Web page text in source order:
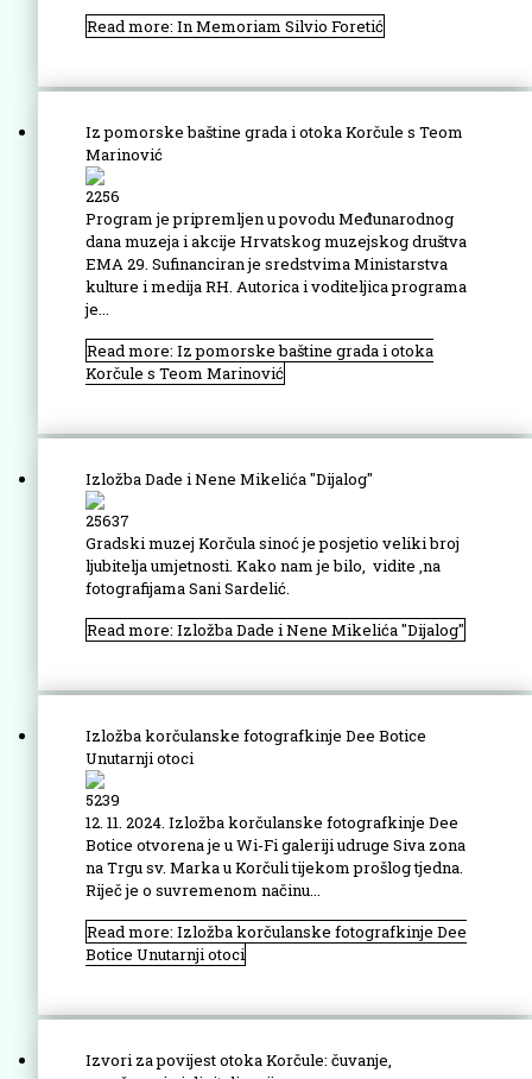
Read more: In Memoriam Silvio Foretić
Iz pomorske baštine grada i otoka Korčule s Teom
Marinović
2256
Program je pripremljen u povodu Međunarodnog
dana muzeja i akcije Hrvatskog muzejskog društva
EMA 29. Sufinanciran je sredstvima Ministarstva
kulture i medija RH. Autorica i voditeljica programa
je...
Read more: Iz pomorske baštine grada i otoka
Korčule s Teom Marinović
Izložba Dade i Nene Mikelića "Dijalog"
25637
Gradski muzej Korčula sinoć je posjetio veliki broj
ljubitelja umjetnosti. Kako nam je bilo, vidite ,na
fotografijama Sani Sardelić.
Read more: Izložba Dade i Nene Mikelića "Dijalog"
Izložba korčulanske fotografkinje Dee Botice
Unutarnji otoci
5239
12. 11. 2024. Izložba korčulanske fotografkinje Dee
Botice otvorena je u Wi-Fi galeriji udruge Siva zona
na Trgu sv. Marka u Korčuli tijekom prošlog tjedna.
Riječ je o suvremenom načinu...
Read more: Izložba korčulanske fotografkinje Dee
Botice Unutarnji otoci
Izvori za povijest otoka Korčule: čuvanje,